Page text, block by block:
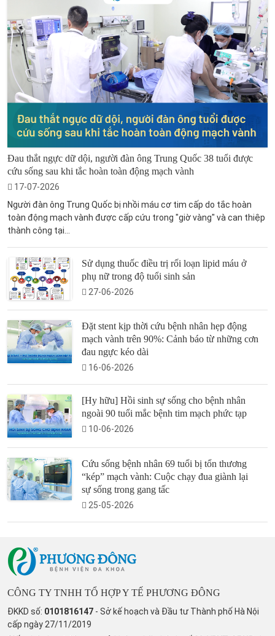
Đau thắt ngực dữ dội, người đàn ông Trung Quốc 38 tuổi được
cứu sống sau khi tắc hoàn toàn động mạch vành
17-07-2026
Người đàn ông Trung Quốc bị nhồi máu cơ tim cấp do tắc hoàn
toàn động mạch vành được cấp cứu trong "giờ vàng" và can thiệp
thành công tại...
Sử dụng thuốc điều trị rối loạn lipid máu ở
phụ nữ trong độ tuổi sinh sản
27-06-2026
Đặt stent kịp thời cứu bệnh nhân hẹp động
mạch vành trên 90%: Cảnh báo từ những cơn
đau ngực kéo dài
16-06-2026
[Hy hữu] Hồi sinh sự sống cho bệnh nhân
ngoài 90 tuổi mắc bệnh tim mạch phức tạp
10-06-2026
Cứu sống bệnh nhân 69 tuổi bị tổn thương
“kép” mạch vành: Cuộc chạy đua giành lại
sự sống trong gang tấc
25-05-2026
CÔNG TY TNHH TỔ HỢP Y TẾ PHƯƠNG ĐÔNG
ĐKKD số: 0101816147 - Sở kế hoạch và Đầu tư Thành phố Hà Nội
cấp ngày 27/11/2019